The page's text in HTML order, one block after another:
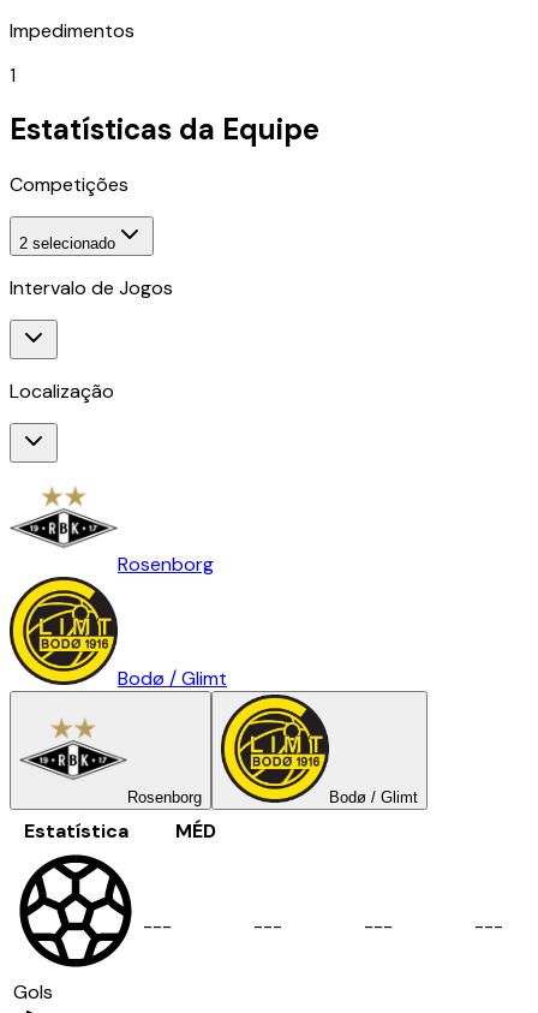
Impedimentos
1
Estatísticas da Equipe
Competições
2 selecionado
Intervalo de Jogos
Localização
Rosenborg
Bodø / Glimt
Rosenborg Bodø / Glimt
Estatística MÉD
Gols
--- --- --- ---